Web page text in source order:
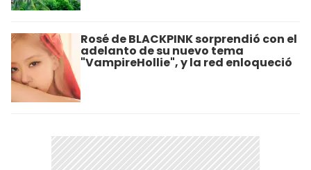
Rosé de BLACKPINK sorprendió con el
adelanto de su nuevo tema
"VampireHollie", y la red enloqueció